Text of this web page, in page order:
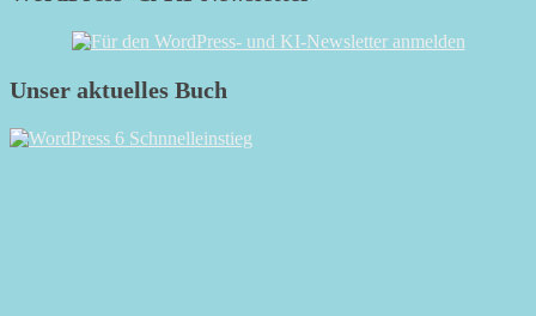
Unser aktuelles Buch